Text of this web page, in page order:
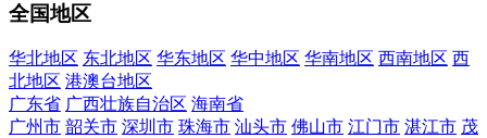
全国地区
华北地区 东北地区 华东地区 华中地区 华南地区 西南地区 西
北地区 港澳台地区
广东省 广西壮族自治区 海南省
广州市 韶关市 深圳市 珠海市 汕头市 佛山市 江门市 湛江市 茂